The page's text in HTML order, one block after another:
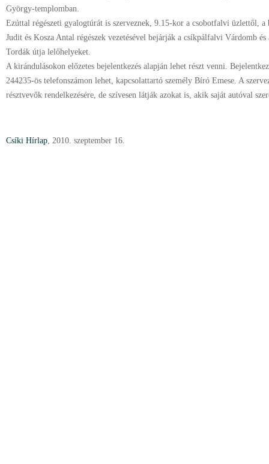
György-templomban.
Ezúttal régészeti gyalogtúrát is szerveznek, 9.15-kor a csobotfalvi üzlettől, a
Judit és Kosza Antal régészek vezetésével bejárják a csíkpálfalvi Várdomb
Tordák útja lelőhelyeket.
A kirándulásokon előzetes bejelentkezés alapján lehet részt venni.
244235-ös telefonszámon lehet, kapcsolattartó személy Bíró Emese. A
résztvevők rendelkezésére, de szívesen látják azokat is, akik saját autóval
Csíki Hírlap, 2010. szeptember 16.